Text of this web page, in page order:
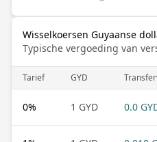
Wisselkoersen Guyaanse
Typische vergoeding van
Tarief GYD
0% 1 GYD 0.0